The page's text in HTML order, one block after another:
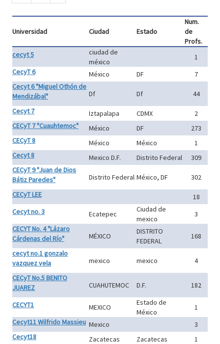
Universidad Ciudad Estado
Num.
de
Profs.
cecyt 5
ciudad de
méxico
1
CecyT 6
México DF
7
Cecyt 6 "Miguel Othón de
Mendizábal"
Df Df
44
Cecyt 7
Iztapalapa CDMX
2
CECyT 7 "Cuauhtemoc"
México DF
273
CECyT 8
México México
1
Cecyt 8
Mexico D.F. Distrito Federal
309
CECyT 9 "Juan de Dios
Bátiz Paredes"
Distrito Federal México, DF
302
CECyT LEE
18
Cecyt no. 3
Ecatepec
Ciudad de
mexico
3
CECYT No. 4 "Lázaro
Cárdenas del Río"
MÉXICO
DISTRITO
FEDERAL
168
cecyt no.1 gonzalo
vazquez vela
mexico mexico
4
CECyT No.5 BENITO
JUAREZ
CUAHUTEMOC D.F. 182
CECYT1 MEXICO
Estado de
México
1
Cecyt11 Wilfrido Massieu Mexico
3
Cecyt18
Zacatecas Zacatecas
1